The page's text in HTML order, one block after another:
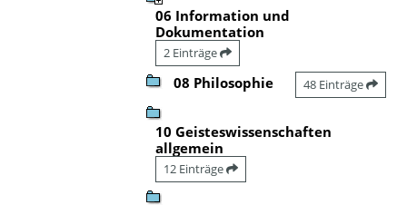
06 Information und
Dokumentation
2 Einträge
08 Philosophie 48 Einträge
10 Geisteswissenschaften
allgemein
12 Einträge